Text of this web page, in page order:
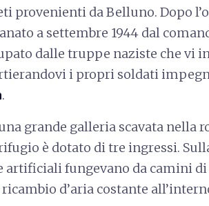
provenienti da Belluno. Dopo
a settembre 1944 dal
dalle truppe naziste che vi
i propri soldati
.
grande galleria scavata nella
è dotato di tre ingressi.
artificiali fungevano da camini di
d’aria costante